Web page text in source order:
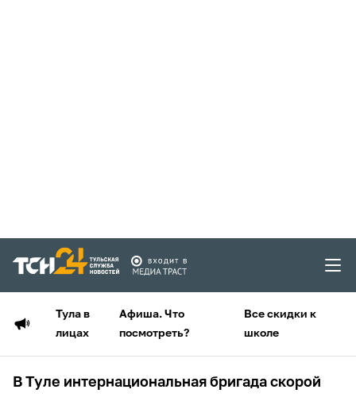
Тула в
лицах
Афиша. Что
посмотреть?
Все скидки к
школе
В Туле интернациональная бригада скорой